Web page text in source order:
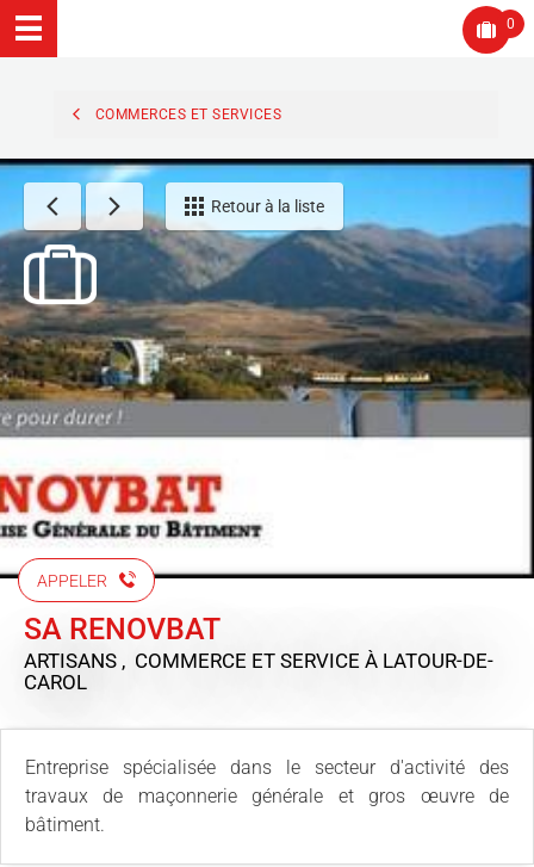
0
COMMERCES ET SERVICES
Retour à la liste
APPELER
SA RENOVBAT
ARTISANS , COMMERCE ET SERVICE À LATOUR-DE-
CAROL
Entreprise spécialisée dans le secteur d'activité des
travaux de maçonnerie générale et gros œuvre de
bâtiment.